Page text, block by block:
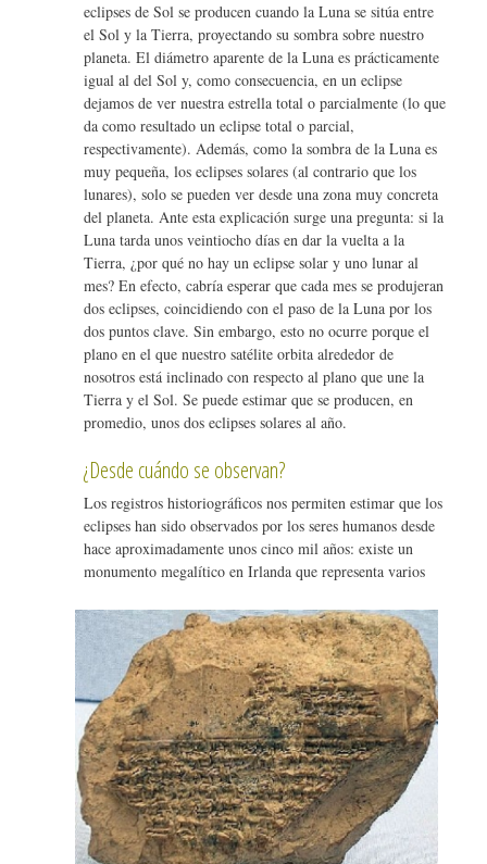
eclipses de Sol se producen cuando la Luna se sitúa entre
el Sol y la Tierra, proyectando su sombra sobre nuestro
planeta. El diámetro aparente de la Luna es prácticamente
igual al del Sol y, como consecuencia, en un eclipse
dejamos de ver nuestra estrella total o parcialmente (lo que
da como resultado un eclipse total o parcial,
respectivamente). Además, como la sombra de la Luna es
muy pequeña, los eclipses solares (al contrario que los
lunares), solo se pueden ver desde una zona muy concreta
del planeta. Ante esta explicación surge una pregunta: si la
Luna tarda unos veintiocho días en dar la vuelta a la
Tierra, ¿por qué no hay un eclipse solar y uno lunar al
mes? En efecto, cabría esperar que cada mes se produjeran
dos eclipses, coincidiendo con el paso de la Luna por los
dos puntos clave. Sin embargo, esto no ocurre porque el
plano en el que nuestro satélite orbita alrededor de
nosotros está inclinado con respecto al plano que une la
Tierra y el Sol. Se puede estimar que se producen, en
promedio, unos dos eclipses solares al año.
¿Desde cuándo se observan?
Los registros historiográficos nos permiten estimar que los
eclipses han sido observados por los seres humanos desde
hace aproximadamente unos cinco mil años: existe un
monumento megalítico en Irlanda que representa varios